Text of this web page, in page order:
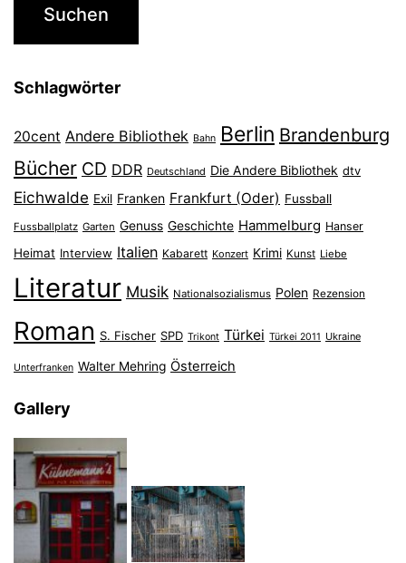
Schlagwörter
20cent Andere Bibliothek Bahn Berlin Brandenburg
Bücher CD DDR Deutschland Die Andere Bibliothek dtv
Eichwalde Exil Franken Frankfurt (Oder) Fussball
Fussballplatz Garten Genuss Geschichte Hammelburg Hanser
Heimat Interview Italien Kabarett Konzert Krimi Kunst Liebe
Literatur Musik Nationalsozialismus Polen Rezension
Roman S. Fischer SPD Trikont Türkei Türkei 2011 Ukraine
Unterfranken Walter Mehring Österreich
Gallery